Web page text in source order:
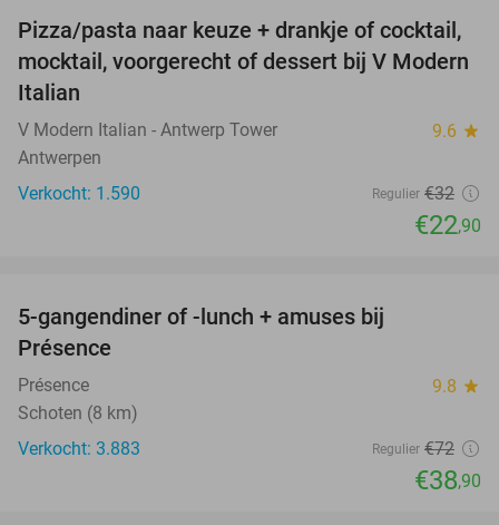
28%
Pizza/pasta naar keuze + drankje of cocktail,
mocktail, voorgerecht of dessert bij V Modern
Italian
V Modern Italian - Antwerp Tower 9.6 star
Antwerpen
Verkocht: 1.590
Regulier €32
€22,90
5-gangendiner of -lunch + amuses bij
Présence
Présence 9.8 star
Schoten (8 km)
Verkocht: 3.883
Regulier €72
€38,90